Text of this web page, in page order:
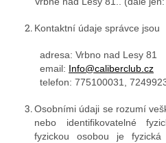
Kontaktní údaje správce jsou
adresa: Vrbno nad Lesy 81
email: Info@caliberclub.cz
telefon: 775100031,
Osobními údaji se rozumí
nebo identifikovatelné
fyzickou osobou je